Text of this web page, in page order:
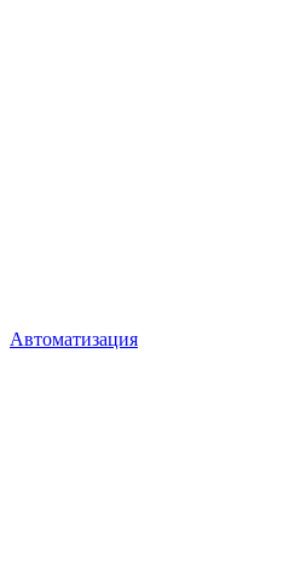
Автоматизация